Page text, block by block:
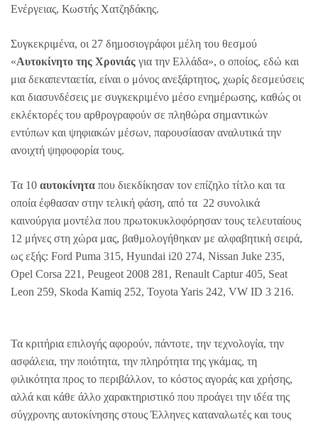
Eνέργειας, Κωστής Χατζηδάκης.
Συγκεκριμένα, οι 27 δημοσιογράφοι μέλη του θεσμού
«Αυτοκίνητο της Χρονιάς για την Ελλάδα», ο οποίος, εδώ και
μια δεκαπενταετία, είναι ο μόνος ανεξάρτητος, χωρίς δεσμεύσεις
και διασυνδέσεις με συγκεκριμένο μέσο ενημέρωσης, καθώς οι
εκλέκτορές του αρθρογραφούν σε πληθώρα σημαντικών
εντύπων και ψηφιακών μέσων, παρουσίασαν αναλυτικά την
ανοιχτή ψηφοφορία τους.
Τα 10 αυτοκίνητα που διεκδίκησαν τον επίζηλο τίτλο και τα
οποία έφθασαν στην τελική φάση, από τα 22 συνολικά
καινούργια μοντέλα που πρωτοκυκλοφόρησαν τους τελευταίους
12 μήνες στη χώρα μας, βαθμολογήθηκαν με αλφαβητική σειρά,
ως εξής: Ford Puma 315, Hyundai i20 274, Nissan Juke 235,
Opel Corsa 221, Peugeot 2008 281, Renault Captur 405, Seat
Leon 259, Skoda Kamiq 252, Toyota Yaris 242, VW ID 3 216.
Τα κριτήρια επιλογής αφορούν, πάντοτε, την τεχνολογία, την
ασφάλεια, την ποιότητα, την πληρότητα της γκάμας, τη
φιλικότητα προς το περιβάλλον, το κόστος αγοράς και χρήσης,
αλλά και κάθε άλλο χαρακτηριστικό που προάγει την ιδέα της
σύγχρονης αυτοκίνησης στους Έλληνες καταναλωτές και τους